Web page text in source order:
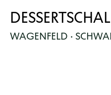
WAGENFELD ·